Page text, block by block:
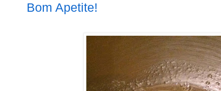
Bom Apetite!